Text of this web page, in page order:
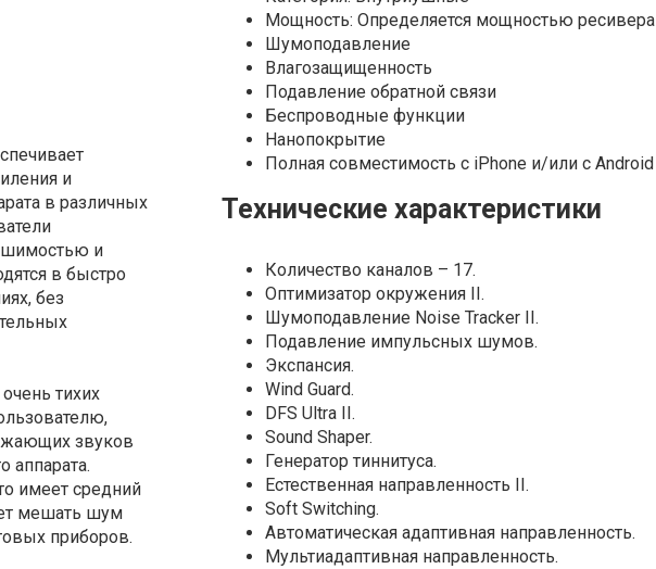
и
в различных
и
в быстро
без
тихих
звуков
аппарата.
имеет средний
мешать шум
приборов.
Мощность: Определяется мощностью ресивера
Шумоподавление
Влагозащищенность
Подавление обратной связи
Беспроводные функции
Нанопокрытие
Полная совместимость с iPhone и/или с Android
Технические характеристики
Количество каналов – 17.
Оптимизатор окружения II.
Шумоподавление Noise Tracker II.
Подавление импульсных шумов.
Экспансия.
Wind Guard.
DFS Ultra II.
Sound Shaper.
Генератор тиннитуса.
Естественная направленность II.
Soft Switching.
Автоматическая адаптивная направленность.
Мультиадаптивная направленность.